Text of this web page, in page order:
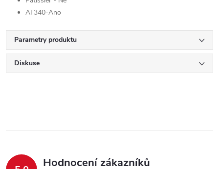
AT340-Ano
Parametry produktu
Diskuse
Hodnocení zákazníků